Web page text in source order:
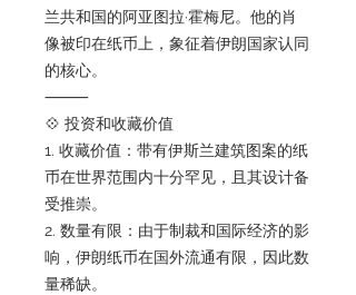
兰共和国的阿亚图拉·霍梅尼。他的肖
像被印在纸币上，象征着伊朗国家认同
的核心。
⸻
💠 投资和收藏价值
1. 收藏价值：带有伊斯兰建筑图案的纸
币在世界范围内十分罕见，且其设计备
受推崇。
2. 数量有限：由于制裁和国际经济的影
响，伊朗纸币在国外流通有限，因此数
量稀缺。